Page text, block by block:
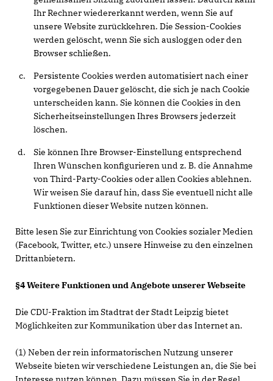
Ihr Rechner wiedererkannt werden, wenn Sie auf
unsere Website zurückkehren. Die Session-Cookies
werden gelöscht, wenn Sie sich ausloggen oder den
Browser schließen.
Persistente Cookies werden automatisiert nach einer
vorgegebenen Dauer gelöscht, die sich je nach Cookie
unterscheiden kann. Sie können die Cookies in den
Sicherheitseinstellungen Ihres Browsers jederzeit
löschen.
Sie können Ihre Browser-Einstellung entsprechend
Ihren Wünschen konfigurieren und z. B. die Annahme
von Third-Party-Cookies oder allen Cookies ablehnen.
Wir weisen Sie darauf hin, dass Sie eventuell nicht alle
Funktionen dieser Website nutzen können.
Bitte lesen Sie zur Einrichtung von Cookies sozialer Medien
(Facebook, Twitter, etc.) unsere Hinweise zu den einzelnen
Drittanbietern.
§4 Weitere Funktionen und Angebote unserer Webseite
Die CDU-Fraktion im Stadtrat der Stadt Leipzig bietet
Möglichkeiten zur Kommunikation über das Internet an.
(1) Neben der rein informatorischen Nutzung unserer
Webseite bieten wir verschiedene Leistungen an, die Sie bei